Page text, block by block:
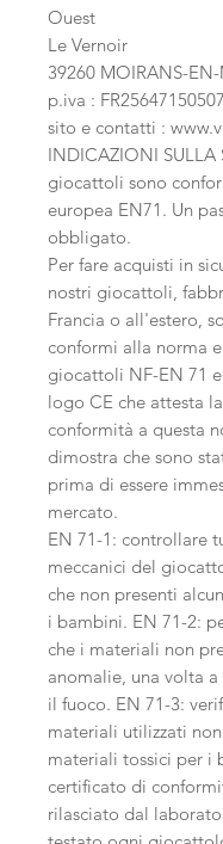
Ouest
Le Vernoir
39260 MOIRANS-
p.iva : FR25647150507
sito e contatti :
INDICAZIONI SULLA
giocattoli sono
europea EN71. Un
obbligato.
Per fare acquisti in
nostri giocattoli,
Francia o all'estero,
conformi alla norma
giocattoli NF-EN 71
logo CE che attesta
conformità a questa
dimostra che sono
prima di essere
mercato.
EN 71-1: controllare
meccanici del
che non presenti
i bambini. EN 71-2:
che i materiali non
anomalie, una volta
il fuoco. EN 71-3:
materiali utilizzati
materiali tossici per i
certificato di
rilasciato dal